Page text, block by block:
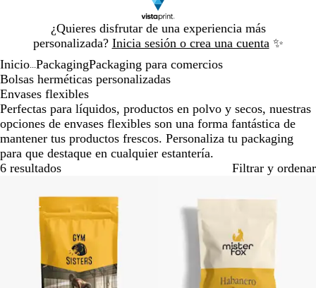
¿Quieres disfrutar de una experiencia más
personalizada? Inicia sesión o crea una cuenta ✨
1
Inicio PackagingPackaging para comercios
Bolsas herméticas personalizadas
Envases flexibles
Perfectas para líquidos, productos en polvo y secos, nuestras
opciones de envases flexibles son una forma fantástica de
mantener tus productos frescos. Personaliza tu packaging
para que destaque en cualquier estantería.
6 resultados
Filtrar y ordenar